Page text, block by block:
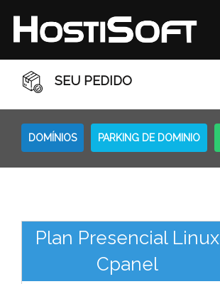
SEU PEDIDO
DOMÍNIOS PARKING DE DOMINIO
Plan Presencial Linux
Cpanel